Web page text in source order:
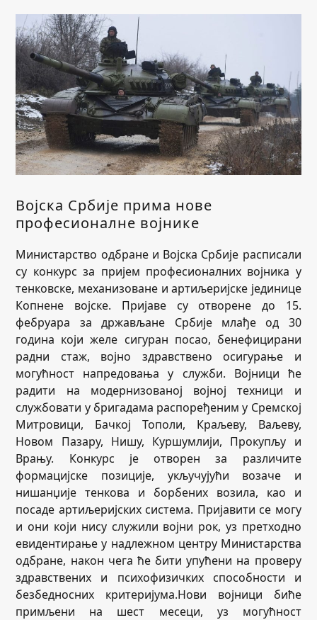
Војска Србије прима нове
професионалне војнике
Министарство одбране и Војска Србије расписали
су конкурс за пријем професионалних војника у
тенковске, механизоване и артиљеријске јединице
Копнене војске. Пријаве су отворене до 15.
фебруара за држављане Србије млађе од 30
година који желе сигуран посао, бенефицирани
радни стаж, војно здравствено осигурање и
могућност напредовања у служби. Војници ће
радити на модернизованој војној техници и
службовати у бригадама распоређеним у Сремској
Митровици, Бачкој Тополи, Краљеву, Ваљеву,
Новом Пазару, Нишу, Куршумлији, Прокупљу и
Врању. Конкурс је отворен за различите
формацијске позиције, укључујући возаче и
нишанџије тенкова и борбених возила, као и
посаде артиљеријских система. Пријавити се могу
и они који нису служили војни рок, уз претходно
евидентирање у надлежном центру Министарства
одбране, након чега ће бити упућени на проверу
здравствених и психофизичких способности и
безбедносних критеријума.Нови војници биће
примљени на шест месеци, уз могућност